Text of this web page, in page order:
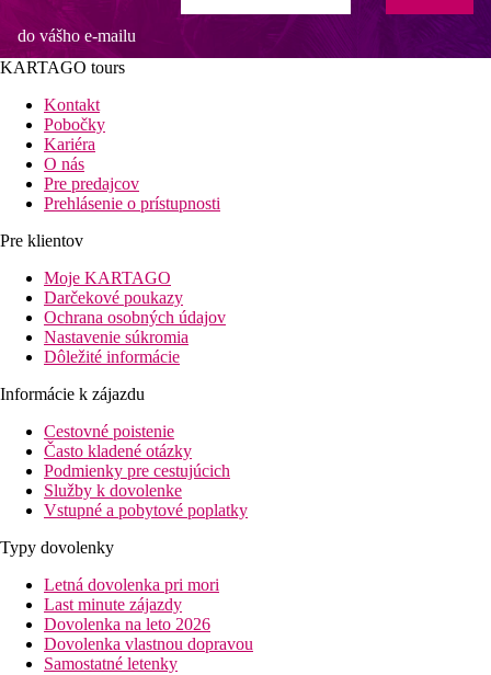
do vášho e-mailu
KARTAGO tours
Kontakt
Pobočky
Kariéra
O nás
Pre predajcov
Prehlásenie o prístupnosti
Pre klientov
Moje KARTAGO
Darčekové poukazy
Ochrana osobných údajov
Nastavenie súkromia
Dôležité informácie
Informácie k zájazdu
Cestovné poistenie
Často kladené otázky
Podmienky pre cestujúcich
Služby k dovolenke
Vstupné a pobytové poplatky
Typy dovolenky
Letná dovolenka pri mori
Last minute zájazdy
Dovolenka na leto 2026
Dovolenka vlastnou dopravou
Samostatné letenky